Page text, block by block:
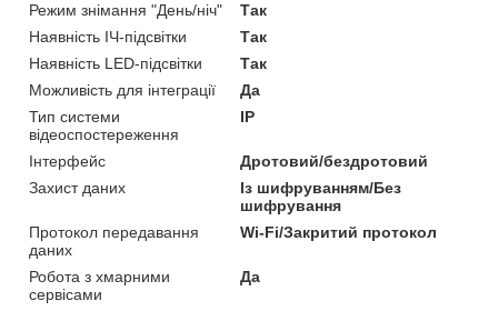
Режим знімання "День/ніч"
Так
Наявність ІЧ-підсвітки
Так
Наявність LED-підсвітки
Так
Можливість для інтеграції
Да
Тип системи
відеоспостереження
IP
Інтерфейс
Дротовий/бездротовий
Захист даних
Із шифруванням/Без
шифрування
Протокол передавання
даних
Wi-Fi/Закритий протокол
Робота з хмарними
сервісами
Да